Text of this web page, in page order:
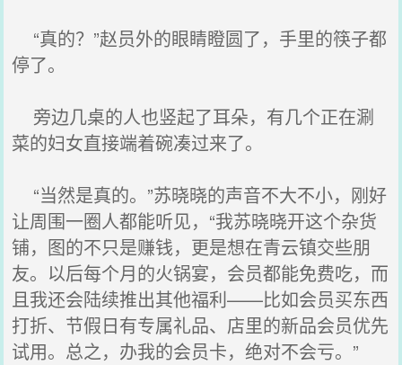
“真的？”赵员外的眼睛瞪圆了，手里的筷子都
停了。
旁边几桌的人也竖起了耳朵，有几个正在涮
菜的妇女直接端着碗凑过来了。
“当然是真的。”苏晓晓的声音不大不小，刚好
让周围一圈人都能听见，“我苏晓晓开这个杂货
铺，图的不只是赚钱，更是想在青云镇交些朋
友。以后每个月的火锅宴，会员都能免费吃，而
且我还会陆续推出其他福利——比如会员买东西
打折、节假日有专属礼品、店里的新品会员优先
试用。总之，办我的会员卡，绝对不会亏。”